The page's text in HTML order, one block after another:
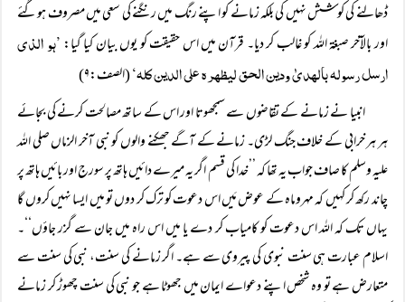
ڈھالنے کی کوشش نہیں کی بلکہ زمانے کو اپنے رنگ میں رنگنے کی سعی میں مصروف ہوگئے
اور بالآخر صبغۃ اللہ کو غالب کر دیا۔ قرآن میں اس حقیقت کو یوں بیان کیا گیا: ’ہو الذی
ارسل رسولہ بالہدیٰ ودین الحق لیظہرہ علی الدین کلہ‘(الصف:۹)
انبیا نے زمانے کے تقاضوں سے سمجھوتا اور اس کے ساتھ مصالحت کرنے کی بجائے
ہر ہر خرابی کے خلاف جنگ لڑی۔ زمانے کے آگے جھکنے والوں کو نبی آخر الزماں صلی اللہ
علیہ وسلم کا صاف جواب یہ تھا کہ ’’خدا کی قسم اگر یہ میرے دائیں ہاتھ پر سورج اور بائیں ہاتھ پر
چاند رکھ کر کہیں کہ مہروماہ کے عوض مَیں اس دعوت کو ترک کر دوں تو میں ایسا نہیں کروں گا
یہاں تک کہ اللہ اس دعوت کو کامیاب کر دے یا میں اس راہ میں جان سے گزر جاؤں‘‘۔
اسلام عبارت ہی سنت نبوی کی پیروی سے ہے۔ اگر زمانے کی سنت، نبی کی سنت سے
متعارض ہے تو وہ شخص اپنے دعواے ایمان میں جھوٹا ہے جو نبی کی سنت چھوڑ کر زمانے